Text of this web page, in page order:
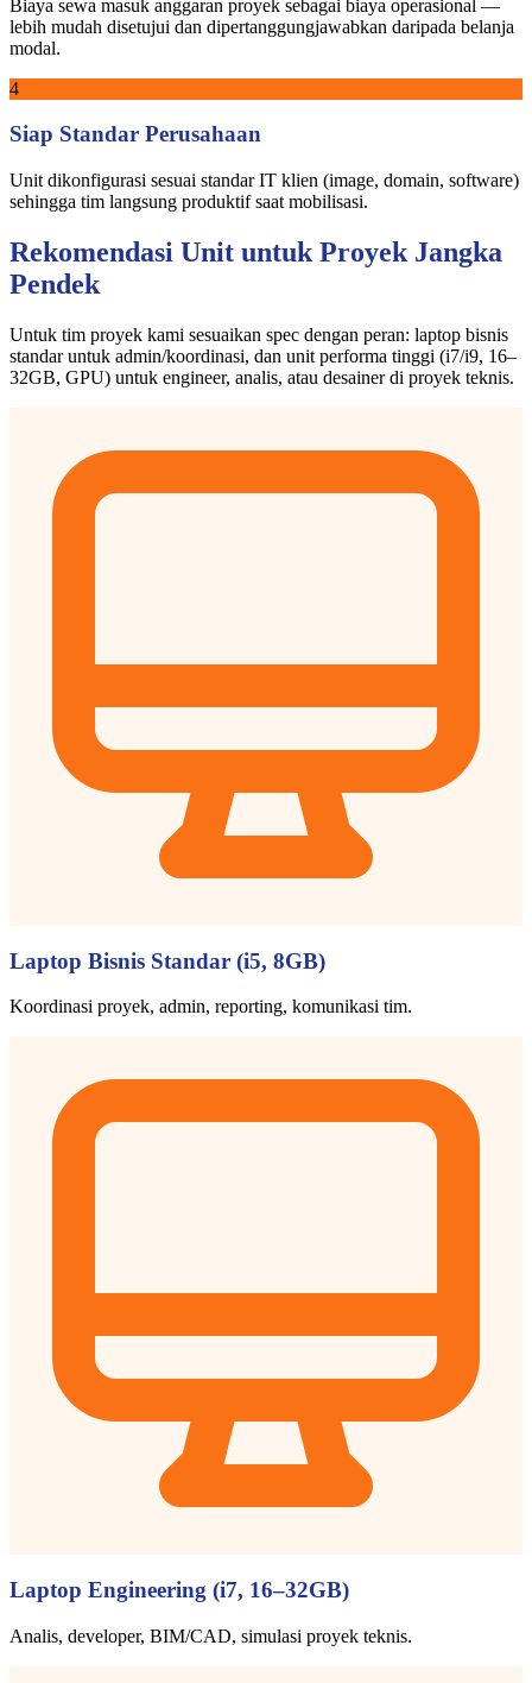
Biaya sewa masuk anggaran proyek sebagai biaya operasional —
lebih mudah disetujui dan dipertanggungjawabkan daripada belanja
modal.
4
Siap Standar Perusahaan
Unit dikonfigurasi sesuai standar IT klien (image, domain, software)
sehingga tim langsung produktif saat mobilisasi.
Rekomendasi Unit untuk Proyek Jangka
Pendek
Untuk tim proyek kami sesuaikan spec dengan peran: laptop bisnis
standar untuk admin/koordinasi, dan unit performa tinggi (i7/i9, 16–
32GB, GPU) untuk engineer, analis, atau desainer di proyek teknis.
Laptop Bisnis Standar (i5, 8GB)
Koordinasi proyek, admin, reporting, komunikasi tim.
Laptop Engineering (i7, 16–32GB)
Analis, developer, BIM/CAD, simulasi proyek teknis.